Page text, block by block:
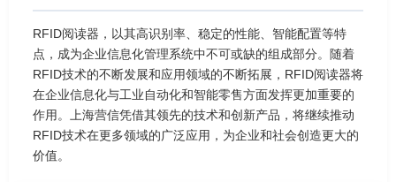
RFID阅读器，以其高识别率、稳定的性能、智能配置等特
点，成为企业信息化管理系统中不可或缺的组成部分。随着
RFID技术的不断发展和应用领域的不断拓展，RFID阅读器将
在企业信息化与工业自动化和智能零售方面发挥更加重要的
作用。上海营信凭借其领先的技术和创新产品，将继续推动
RFID技术在更多领域的广泛应用，为企业和社会创造更大的
价值。